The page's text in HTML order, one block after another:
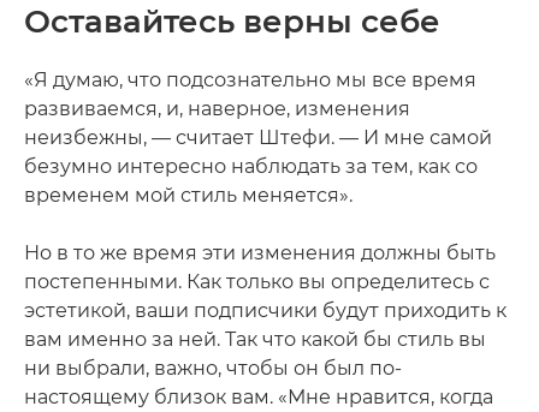
Оставайтесь верны себе
«Я думаю, что подсознательно мы все время
развиваемся, и, наверное, изменения
неизбежны, — считает Штефи. — И мне самой
безумно интересно наблюдать за тем, как со
временем мой стиль меняется».
Но в то же время эти изменения должны быть
постепенными. Как только вы определитесь с
эстетикой, ваши подписчики будут приходить к
вам именно за ней. Так что какой бы стиль вы
ни выбрали, важно, чтобы он был по-
настоящему близок вам. «Мне нравится, когда